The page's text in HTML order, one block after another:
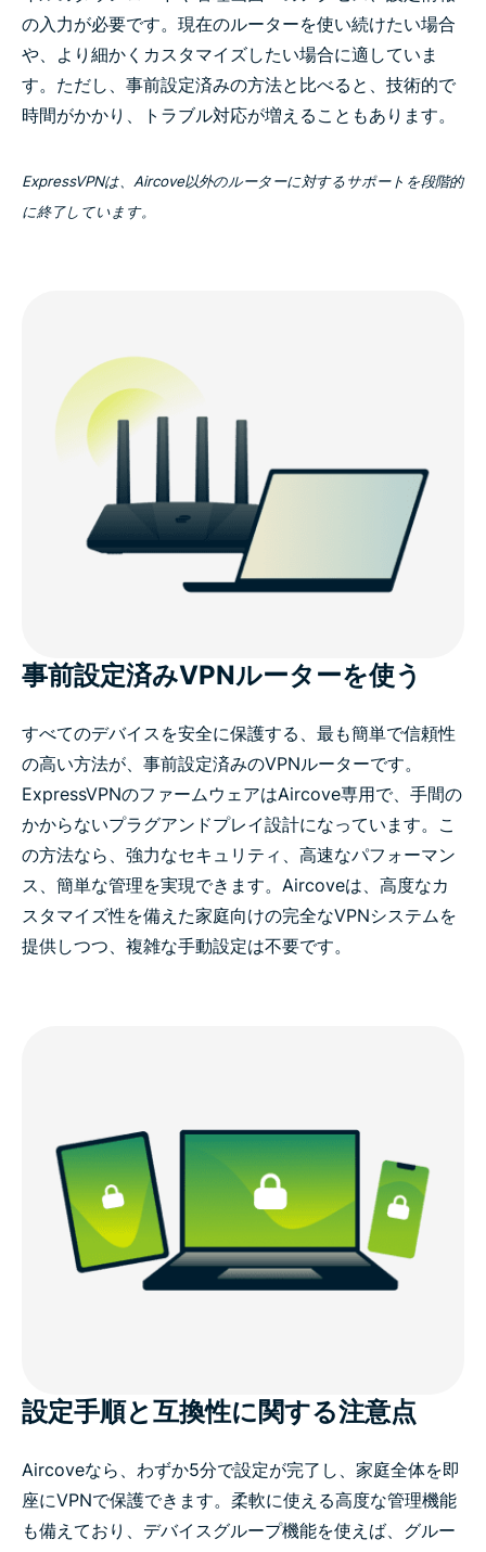
の入力が必要です。現在のルーターを使い続けたい場合
や、より細かくカスタマイズしたい場合に適していま
す。ただし、事前設定済みの方法と比べると、技術的で
時間がかかり、トラブル対応が増えることもあります。
ExpressVPNは、Aircove以外のルーターに対するサポートを段階的
に終了しています。
事前設定済みVPNルーターを使う
すべてのデバイスを安全に保護する、最も簡単で信頼性
の高い方法が、事前設定済みのVPNルーターです。
ExpressVPNのファームウェアはAircove専用で、手間の
かからないプラグアンドプレイ設計になっています。こ
の方法なら、強力なセキュリティ、高速なパフォーマン
ス、簡単な管理を実現できます。Aircoveは、高度なカ
スタマイズ性を備えた家庭向けの完全なVPNシステムを
提供しつつ、複雑な手動設定は不要です。
設定手順と互換性に関する注意点
Aircoveなら、わずか5分で設定が完了し、家庭全体を即
座にVPNで保護できます。柔軟に使える高度な管理機能
も備えており、デバイスグループ機能を使えば、グルー